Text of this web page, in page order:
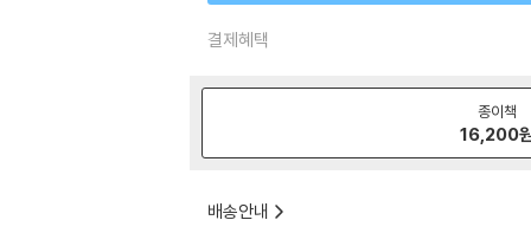
결제혜택
종이책
16,200
배송안내